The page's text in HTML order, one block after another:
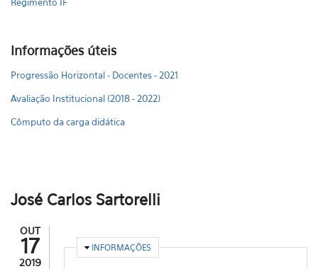
Informações úteis
Progressão Horizontal - Docentes - 2021
Avaliação Institucional (2018 - 2022)
Cômputo da carga didática
José Carlos Sartorelli
OUT
17
2019
OCULTAR
INFORMAÇÕES